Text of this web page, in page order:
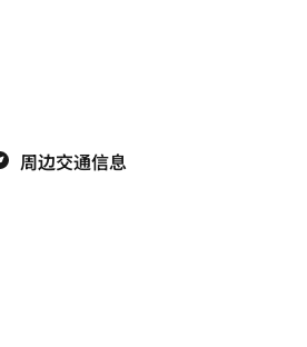
周边交通信息